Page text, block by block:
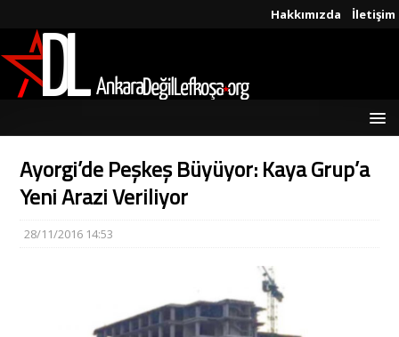
Hakkımızda İletişim
Ayorgi’de Peşkeş Büyüyor: Kaya Grup’a
Yeni Arazi Veriliyor
28/11/2016 14:53